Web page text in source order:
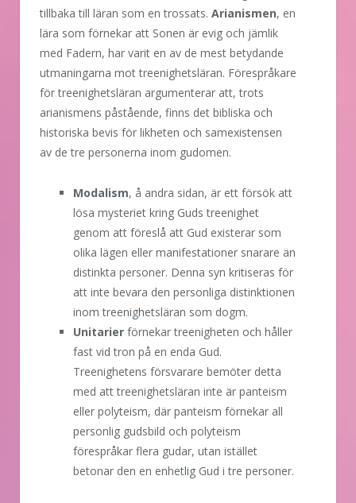
tillbaka till läran som en trossats. Arianismen, en
lära som förnekar att Sonen är evig och jämlik
med Fadern, har varit en av de mest betydande
utmaningarna mot treenighetsläran. Förespråkare
för treenighetsläran argumenterar att, trots
arianismens påstående, finns det bibliska och
historiska bevis för likheten och samexistensen
av de tre personerna inom gudomen.
Modalism, å andra sidan, är ett försök att
lösa mysteriet kring Guds treenighet
genom att föreslå att Gud existerar som
olika lägen eller manifestationer snarare än
distinkta personer. Denna syn kritiseras för
att inte bevara den personliga distinktionen
inom treenighetsläran som dogm.
Unitarier förnekar treenigheten och håller
fast vid tron på en enda Gud.
Treenighetens försvarare bemöter detta
med att treenighetsläran inte är panteism
eller polyteism, där panteism förnekar all
personlig gudsbild och polyteism
förespråkar flera gudar, utan istället
betonar den en enhetlig Gud i tre personer.